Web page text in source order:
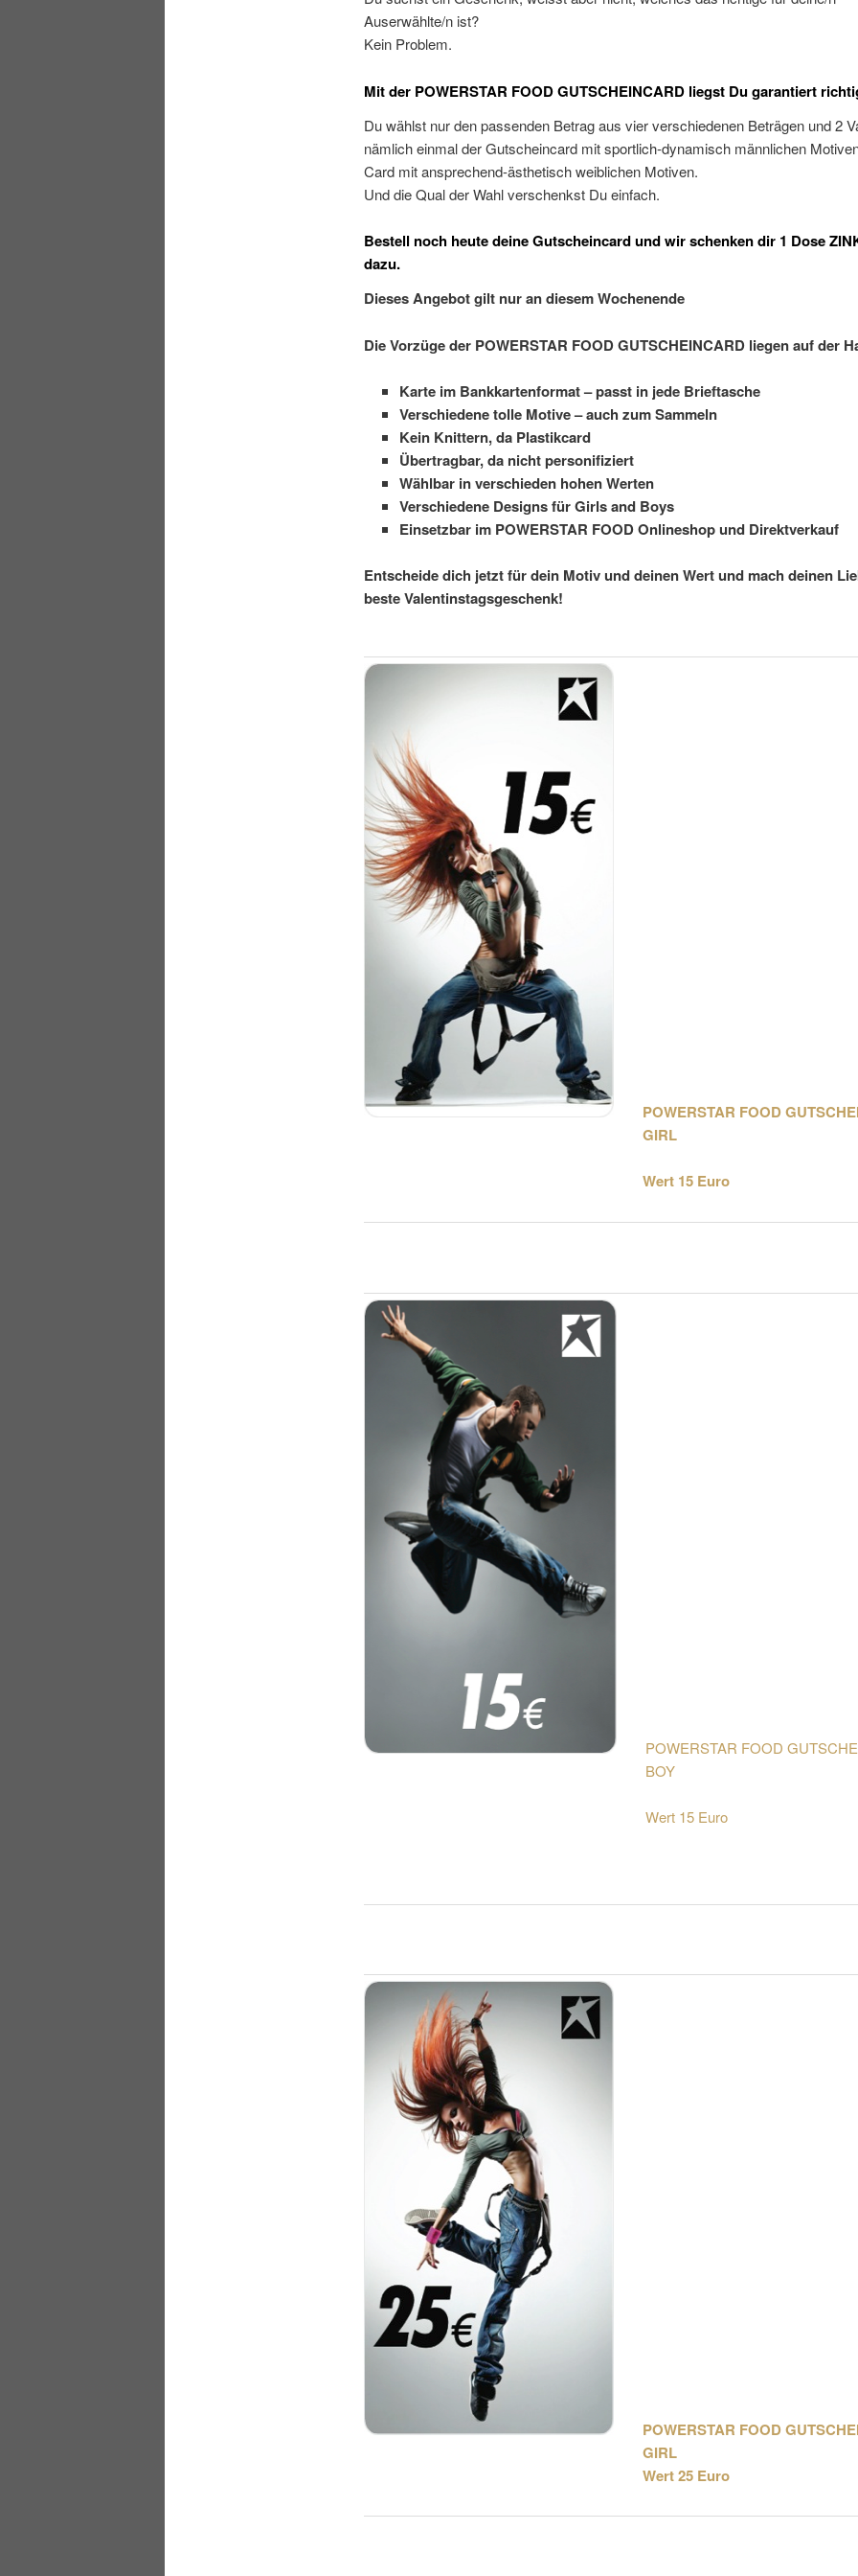
Auserwählte/n ist?
Kein Problem.
Mit der POWERSTAR FOOD GUTSCHEINCARD liegst Du garantiert
Du wählst nur den passenden Betrag aus vier verschiedenen Beträgen und 2
nämlich einmal der Gutscheincard mit sportlich-dynamisch männlichen
Card mit ansprechend-ästhetisch weiblichen Motiven.
Und die Qual der Wahl verschenkst Du einfach.
Bestell noch heute deine Gutscheincard und wir schenken dir 1 Dose
dazu.
Dieses Angebot gilt nur an diesem Wochenende
Die Vorzüge der POWERSTAR FOOD GUTSCHEINCARD liegen auf der
Karte im Bankkartenformat – passt in jede Brieftasche
Verschiedene tolle Motive – auch zum Sammeln
Kein Knittern, da Plastikcard
Übertragbar, da nicht personifiziert
Wählbar in verschieden hohen Werten
Verschiedene Designs für Girls and Boys
Einsetzbar im POWERSTAR FOOD Onlineshop und Direktverkauf
Entscheide dich jetzt für dein Motiv und deinen Wert und mach deinen
beste Valentinstagsgeschenk!
POWERSTAR FOOD
GIRL
Wert 15 Euro
POWERSTAR FOOD
BOY
Wert 15 Euro
POWERSTAR FOOD
GIRL
Wert 25 Euro